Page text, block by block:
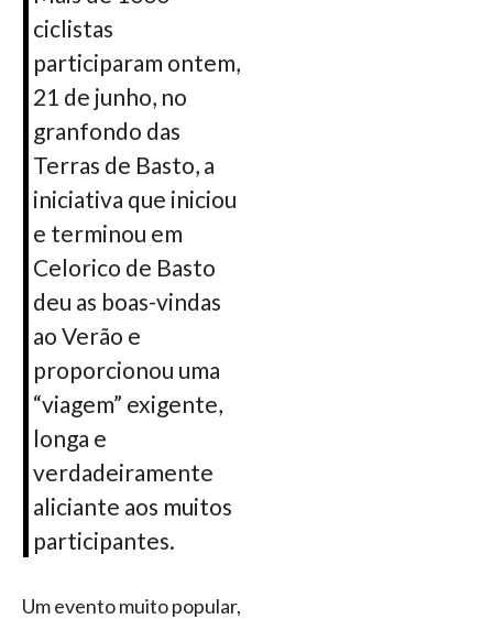
ciclistas
participaram ontem,
21 de junho, no
granfondo das
Terras de Basto, a
iniciativa que iniciou
e terminou em
Celorico de Basto
deu as boas-vindas
ao Verão e
proporcionou uma
“viagem” exigente,
longa e
verdadeiramente
aliciante aos muitos
participantes.
Um evento muito popular,